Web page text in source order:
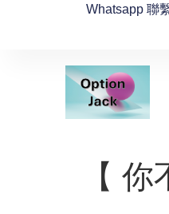
Whatsapp 聯
【